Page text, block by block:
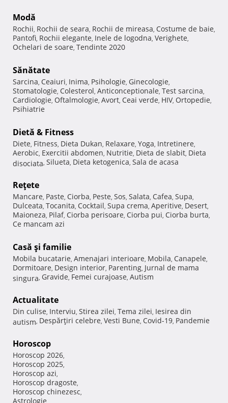
Modă
Rochii, Rochii de seara, Rochii de mireasa, Costume de baie,
Pantofi, Rochii elegante, Inele de logodna, Verighete,
Ochelari de soare, Tendinte 2020
Sănătate
Sarcina, Ceaiuri, Inima, Psihologie, Ginecologie,
Stomatologie, Colesterol, Anticonceptionale, Test sarcina,
Cardiologie, Oftalmologie, Avort, Ceai verde, HIV, Ortopedie,
Psihiatrie
Dietă & Fitness
Diete, Fitness, Dieta Dukan, Relaxare, Yoga, Intretinere,
Aerobic, Exercitii abdomen, Nutritie, Dieta de slabit, Dieta
disociata, Silueta, Dieta ketogenica, Sala de acasa
Reţete
Mancare, Paste, Ciorba, Peste, Sos, Salata, Cafea, Supa,
Dulceata, Tocanita, Cocktail, Supa crema, Aperitive, Desert,
Maioneza, Pilaf, Ciorba perisoare, Ciorba pui, Ciorba burta,
Ce mancam azi
Casă şi familie
Mobila bucatarie, Amenajari interioare, Mobila, Canapele,
Dormitoare, Design interior, Parenting, Jurnal de mama
singura, Gravide, Femei curajoase, Autism
Actualitate
Din culise, Interviu, Stirea zilei, Tema zilei, Iesirea din
autism, Despărţiri celebre, Vesti Bune, Covid-19, Pandemie
Horoscop
Horoscop 2026,
Horoscop 2025,
Horoscop azi,
Horoscop dragoste,
Horoscop chinezesc,
Astrologie